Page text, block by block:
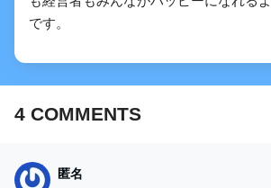
です。
4COMMENTS
匿名